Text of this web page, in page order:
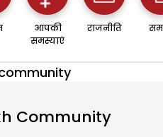
आपकी
समस्याएं
राजनीति
Community